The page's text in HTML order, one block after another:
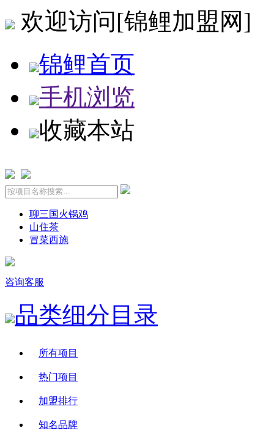
欢迎访问[锦鲤加盟网]
锦鲤首页
手机浏览
收藏本站
聊三国火锅鸡
山住茶
冒菜西施
咨询客服
品类细分目录
所有项目
热门项目
加盟排行
知名品牌